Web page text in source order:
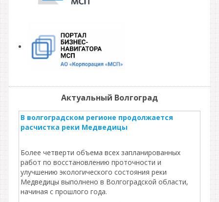
Актуальный Волгоград
В волгоградском регионе продолжается
расчистка реки Медведицы
Более четверти объема всех запланированных
работ по восстановлению проточности и
улучшению экологического состояния реки
Медведицы выполнено в Волгоградской области,
начиная с прошлого года.